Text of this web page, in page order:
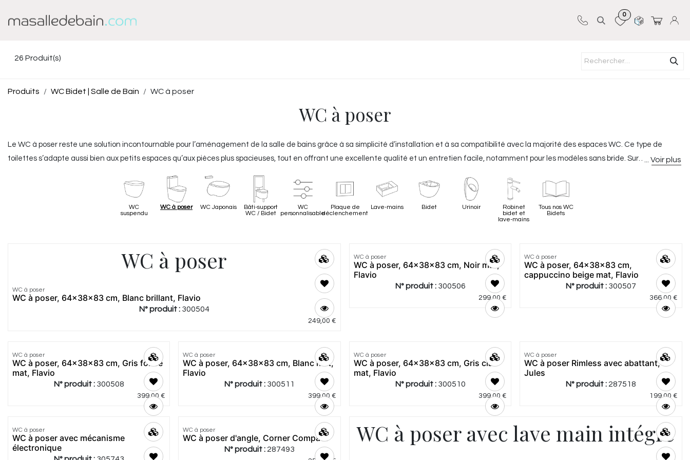
0
26 Produit(s)
Produits WC Bidet | Salle de Bain WC à poser
WC à poser
Le WC à poser reste une solution incontournable pour l’aménagement de la salle de bains grâce à sa simplicité d’installation et à sa compatibilité avec la majorité des espaces WC. Ce type de
toilettes s’adapte aussi bien aux petits espaces qu’aux pièces plus spacieuses, tout en offrant une excellente qualité et un entretien facile, notamment pour les modèles sans bride. Sur
style moderne, classique ou minimaliste.
WC
suspendu
WC à poser WC Japonais
Bâti-support
WC / Bidet
WC
personnalisable
Plaque de
déclenchement
Lave-mains Bidet Urinoir
Robinet
bidet et
lave-mains
Tous nos WC
Bidets
WC à poser
Meilleur
prix
WC à poser
WC à poser, 64x38x83 cm, Blanc brillant, Flavio
N° produit : 300504
249,00 €
Meilleur
prix
WC à poser
WC à poser, 64x38x83 cm, Noir mat,
Flavio
N° produit : 300506
299,00 €
Meilleur
prix
WC à poser
WC à poser, 64x38x83 cm,
cappuccino beige mat, Flavio
N° produit : 300507
366,00 €
Meilleur
prix
WC à poser
WC à poser, 64x38x83 cm, Gris foncé
mat, Flavio
N° produit : 300508
399,00 €
Meilleur
prix
WC à poser
WC à poser, 64x38x83 cm, Blanc mat,
Flavio
N° produit : 300511
399,00 €
Meilleur
prix
WC à poser
WC à poser, 64x38x83 cm, Gris clair
mat, Flavio
N° produit : 300510
399,00 €
Meilleur
prix
WC à poser
WC à poser Rimless avec abattant,
Jules
N° produit : 287518
199,00 €
WC à poser
WC à poser avec mécanisme
électronique
Meilleur
prix
WC à poser
WC à poser d'angle, Corner Compact
N° produit : 287493
WC à poser avec lave main intégré
4.12 | 16